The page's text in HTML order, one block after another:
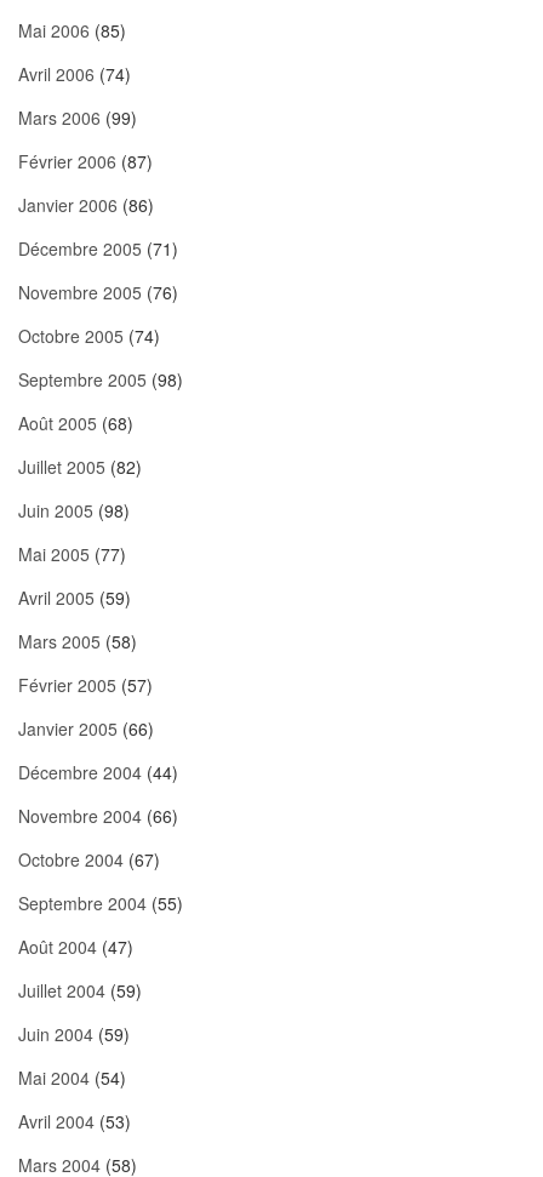
Mai 2006 (85)
Avril 2006 (74)
Mars 2006 (99)
Février 2006 (87)
Janvier 2006 (86)
Décembre 2005 (71)
Novembre 2005 (76)
Octobre 2005 (74)
Septembre 2005 (98)
Août 2005 (68)
Juillet 2005 (82)
Juin 2005 (98)
Mai 2005 (77)
Avril 2005 (59)
Mars 2005 (58)
Février 2005 (57)
Janvier 2005 (66)
Décembre 2004 (44)
Novembre 2004 (66)
Octobre 2004 (67)
Septembre 2004 (55)
Août 2004 (47)
Juillet 2004 (59)
Juin 2004 (59)
Mai 2004 (54)
Avril 2004 (53)
Mars 2004 (58)